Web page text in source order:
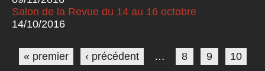
Salon de la Revue du 14 au 16 octobre
14/10/2016
Pages
« premier ‹ précédent … 8 9 10